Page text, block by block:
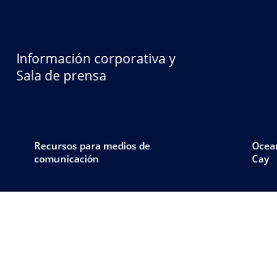
Información corporativa y
Sala de prensa
Recursos para medios de
comunicación
Cay